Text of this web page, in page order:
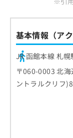
基本情報（ア
JR 函館本線 札
〒060-0003 北
ントラルクリフ